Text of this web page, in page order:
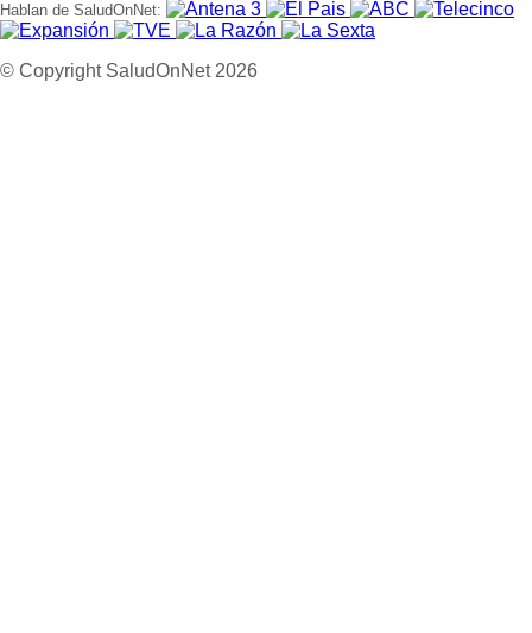
Hablan de SaludOnNet:
© Copyright SaludOnNet 2026